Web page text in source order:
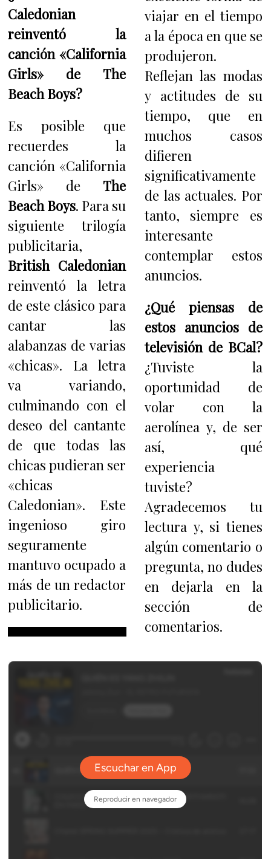
Caledonian
reinventó la
canción «California
Girls» de The
Beach Boys?
Es posible que
recuerdes la
canción «California
Girls» deThe
Beach Boys. Para su
siguiente trilogía
publicitaria,
British Caledonian
reinventó la letra
de este clásico para
cantar las
alabanzas de varias
«chicas». La letra
va variando,
culminando con el
deseo del cantante
de que todas las
chicas pudieran ser
«chicas
Caledonian». Este
ingenioso giro
seguramente
mantuvo ocupado a
más de un redactor
publicitario.
viajar en el tiempo
a la época en que se
produjeron.
Reflejan las modas
y actitudes de su
tiempo, que en
muchos casos
difieren
significativamente
de las actuales. Por
tanto, siempre es
interesante
contemplar estos
anuncios.
¿Qué piensas de
estos anuncios de
televisión de BCal?
¿Tuviste la
oportunidad de
volar con la
aerolínea y, de ser
así, qué
experiencia
tuviste?
Agradecemos tu
lectura y, si tienes
algún comentario o
pregunta, no dudes
en dejarla en la
sección de
comentarios.